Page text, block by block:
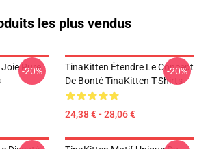
les plus vendus
Pure
-20%
TinaKitten Étendre Le Concept
De Bonté TinaKitten T-Shirts
24,38 € - 28,06 €
-20%